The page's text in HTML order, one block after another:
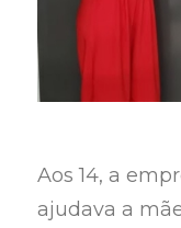
Aos 14, a
ajudava a